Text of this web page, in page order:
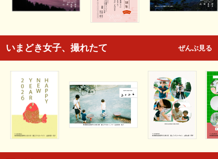
いまどき女子、撮れたて ぜんぶ見る